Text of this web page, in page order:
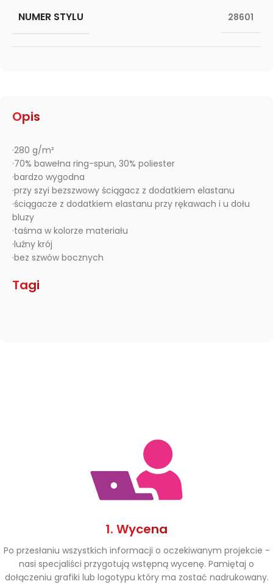
Opis
·280 g/m²
·70% bawełna ring-spun, 30% poliester
·bardzo wygodna
·przy szyi bezszwowy ściągacz z dodatkiem elastanu
·ściągacze z dodatkiem elastanu przy rękawach i u dołu
bluzy
·taśma w kolorze materiału
·luźny krój
·bez szwów bocznych
Tagi
NUMER STYLU 28601
1. Wycena
Po przesłaniu wszystkich informacji o oczekiwanym projekcie -
nasi specjaliści przygotują wstępną wycenę. Pamiętaj o
dołączeniu grafiki lub logotypu który ma zostać nadrukowany.